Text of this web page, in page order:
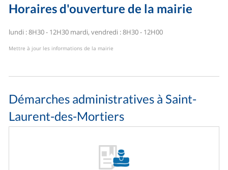
Horaires d'ouverture de la mairie
lundi : 8H30 - 12H30 mardi, vendredi : 8H30 - 12H00
Mettre à jour les informations de la mairie
Démarches administratives à Saint-
Laurent-des-Mortiers